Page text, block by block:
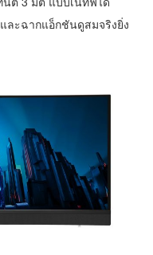
ละฉากแอ็กชันดูสมจริงยิ่ง